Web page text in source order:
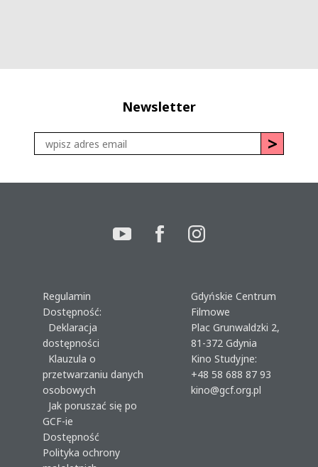
Newsletter
Regulamin
Dostępność:
Deklaracja
dostępności
Klauzula o
przetwarzaniu danych
osobowych
Jak poruszać się po
GCF-ie
Dostępność
Polityka ochrony
Gdyńskie Centrum
Filmowe
Plac Grunwaldzki 2,
81-372 Gdynia
Kino Studyjne:
+48 58 688 87 93
kino@gcf.org.pl